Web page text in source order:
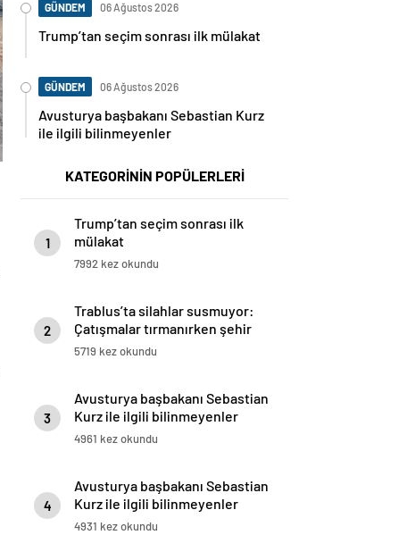
GÜNDEM 06 Ağustos 2026
Trump’tan seçim sonrası ilk mülakat
GÜNDEM 06 Ağustos 2026
Avusturya başbakanı Sebastian Kurz
ile ilgili bilinmeyenler
KATEGORİNİN POPÜLERLERİ
1
Trump’tan seçim sonrası ilk
mülakat
7992 kez okundu
2
Trablus’ta silahlar susmuyor:
Çatışmalar tırmanırken şehir
alarmda
5719 kez okundu
3
Avusturya başbakanı Sebastian
Kurz ile ilgili bilinmeyenler
4961 kez okundu
4
Avusturya başbakanı Sebastian
Kurz ile ilgili bilinmeyenler
4931 kez okundu